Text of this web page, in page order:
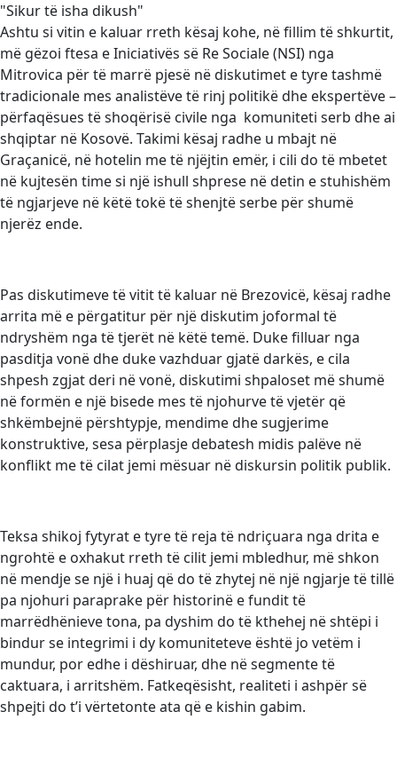
"Sikur të isha dikush"
Ashtu si vitin e kaluar rreth kësaj kohe, në fillim të shkurtit,
më gëzoi ftesa e Iniciativës së Re Sociale (NSI) nga
Mitrovica për të marrë pjesë në diskutimet e tyre tashmë
tradicionale mes analistëve të rinj politikë dhe ekspertëve –
përfaqësues të shoqërisë civile nga komuniteti serb dhe ai
shqiptar në Kosovë. Takimi kësaj radhe u mbajt në
Graçanicë, në hotelin me të njëjtin emër, i cili do të mbetet
në kujtesën time si një ishull shprese në detin e stuhishëm
të ngjarjeve në këtë tokë të shenjtë serbe për shumë
njerëz ende.
Pas diskutimeve të vitit të kaluar në Brezovicë, kësaj radhe
arrita më e përgatitur për një diskutim joformal të
ndryshëm nga të tjerët në këtë temë. Duke filluar nga
pasditja vonë dhe duke vazhduar gjatë darkës, e cila
shpesh zgjat deri në vonë, diskutimi shpaloset më shumë
në formën e një bisede mes të njohurve të vjetër që
shkëmbejnë përshtypje, mendime dhe sugjerime
konstruktive, sesa përplasje debatesh midis palëve në
konflikt me të cilat jemi mësuar në diskursin politik publik.
Teksa shikoj fytyrat e tyre të reja të ndriçuara nga drita e
ngrohtë e oxhakut rreth të cilit jemi mbledhur, më shkon
në mendje se një i huaj që do të zhytej në një ngjarje të tillë
pa njohuri paraprake për historinë e fundit të
marrëdhënieve tona, pa dyshim do të kthehej në shtëpi i
bindur se integrimi i dy komuniteteve është jo vetëm i
mundur, por edhe i dëshiruar, dhe në segmente të
caktuara, i arritshëm. Fatkeqësisht, realiteti i ashpër së
shpejti do t’i vërtetonte ata që e kishin gabim.